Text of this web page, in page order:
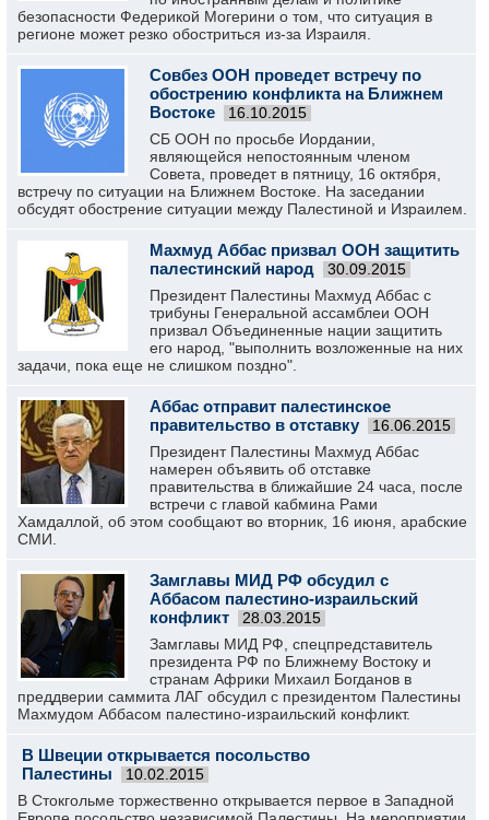
безопасности Федерикой Могерини о том, что ситуация в
регионе может резко обостриться из-за Израиля.
Совбез ООН проведет встречу по
обострению конфликта на Ближнем
Востоке
16.10.2015
СБ ООН по просьбе Иордании,
являющейся непостоянным членом
Совета, проведет в пятницу, 16 октября,
встречу по ситуации на Ближнем Востоке. На заседании
обсудят обострение ситуации между Палестиной и Израилем.
Махмуд Аббас призвал ООН защитить
палестинский народ
30.09.2015
Президент Палестины Махмуд Аббас с
трибуны Генеральной ассамблеи ООН
призвал Объединенные нации защитить
его народ, "выполнить возложенные на них
задачи, пока еще не слишком поздно".
Аббас отправит палестинское
правительство в отставку
16.06.2015
Президент Палестины Махмуд Аббас
намерен объявить об отставке
правительства в ближайшие 24 часа, после
встречи с главой кабмина Рами
Хамдаллой, об этом сообщают во вторник, 16 июня, арабские
СМИ.
Замглавы МИД РФ обсудил с
Аббасом палестино-израильский
конфликт
28.03.2015
Замглавы МИД РФ, спецпредставитель
президента РФ по Ближнему Востоку и
странам Африки Михаил Богданов в
преддверии саммита ЛАГ обсудил с президентом Палестины
Махмудом Аббасом палестино-израильский конфликт.
В Швеции открывается посольство
Палестины
10.02.2015
В Стокгольме торжественно открывается первое в Западной